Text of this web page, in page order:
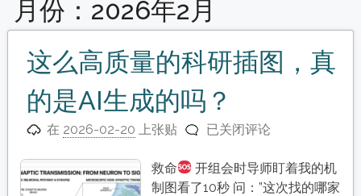
月份： 2026年2月
这么高质量的科研插图，真
的是AI生成的吗？
在 2026-02-20 上张贴
这
高
质
已关闭评论
救命
开组会时导师盯着我的机
制图看了10秒 问：”这次找的哪家